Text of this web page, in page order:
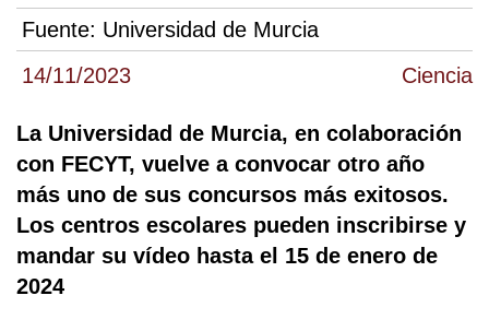
14/11/2023 Ciencia
Fuente: Universidad de Murcia
La Universidad de Murcia, en colaboración
con FECYT, vuelve a convocar otro año
más uno de sus concursos más exitosos.
Los centros escolares pueden inscribirse y
mandar su vídeo hasta el 15 de enero de
2024